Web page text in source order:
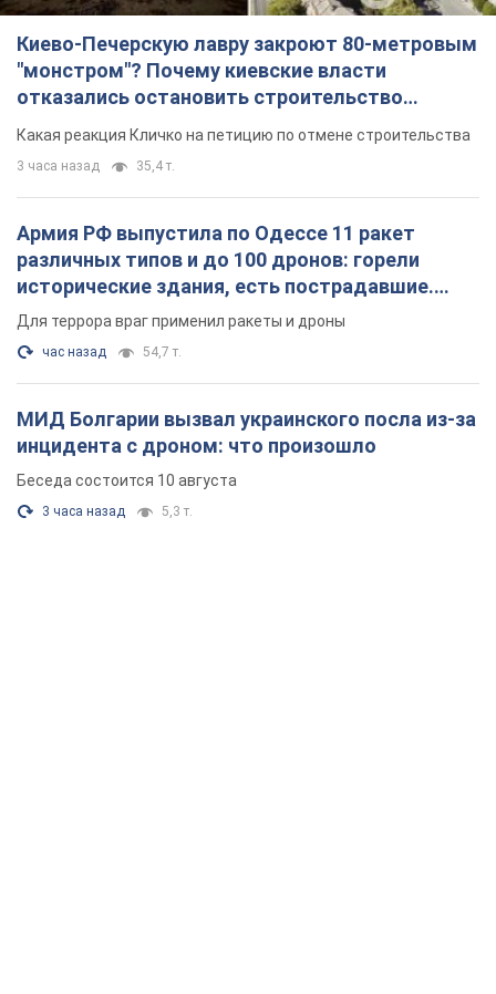
Киево-Печерскую лавру закроют 80-метровым
"монстром"? Почему киевские власти
отказались остановить строительство
небоскреба "московского верующего"
Какая реакция Кличко на петицию по отмене строительства
3 часа назад 35,4 т.
Армия РФ выпустила по Одессе 11 ракет
различных типов и до 100 дронов: горели
исторические здания, есть пострадавшие.
Фото и видео
Для террора враг применил ракеты и дроны
час назад 54,7 т.
МИД Болгарии вызвал украинского посла из-за
инцидента с дроном: что произошло
Беседа состоится 10 августа
3 часа назад 5,3 т.